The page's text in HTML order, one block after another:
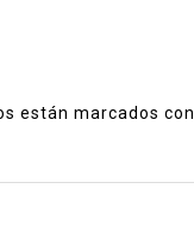
están marcados con